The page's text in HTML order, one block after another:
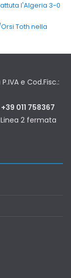
l'Algeria 3-0
Toth nella
e Cod.Fisc.:
011 758367
2 fermata